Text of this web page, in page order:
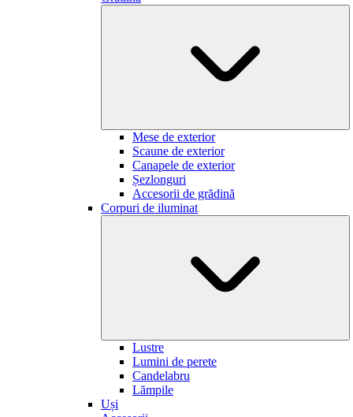
Mese de exterior
Scaune de exterior
Canapele de exterior
Șezlonguri
Accesorii de grădină
Corpuri de iluminat
Lustre
Lumini de perete
Candelabru
Lămpile
Uși